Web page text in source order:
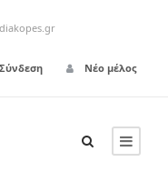
Σύνδεση Νέο μέλος